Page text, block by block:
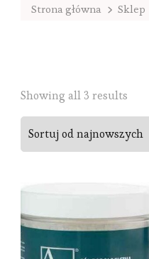
Strona główna Sklep
Showing all 3 results
by
latest